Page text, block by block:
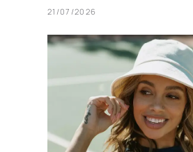
21/07/2026